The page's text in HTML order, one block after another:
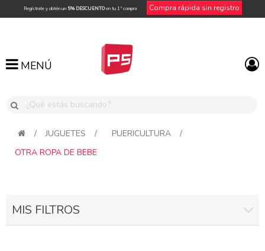
Regístrate y obtén un 5% DESCUENTOen tu 1ª compra Compra rápida sin registro
MENÚ
MENÚ
/ JUGUETES / PUERICULTURA
/
OTRA ROPA DE BEBE
MIS FILTROS